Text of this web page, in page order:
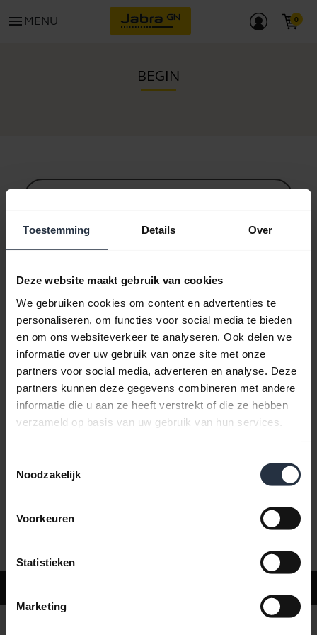
Toestemming Details Over
Deze website maakt gebruik van cookies
We gebruiken cookies om content en advertenties te
personaliseren, om functies voor social media te bieden
en om ons websiteverkeer te analyseren. Ook delen we
informatie over uw gebruik van onze site met onze
partners voor social media, adverteren en analyse. Deze
partners kunnen deze gegevens combineren met andere
informatie die u aan ze heeft verstrekt of die ze hebben
verzameld op basis van uw gebruik van hun services.
Noodzakelijk
Voorkeuren
Statistieken
Marketing
menu MENU
BEGIN
Bluetooth-koppelgids
Veelgestelde vragen
Productdocumenten